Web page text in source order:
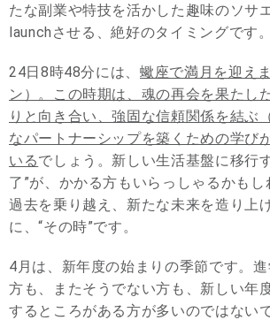
たな副業や特技を活かした趣味のソサ
launchさせる、絶好のタイミングです。
24日8時48分には、蠍座で満月を迎え
ン）。この時期は、魂の再会を果たし
りと向き合い、強固な信頼関係を結ぶ
なパートナーシップを築くための学び
いるでしょう。新しい生活基盤に移行
了”が、かかる方もいらっしゃるかも
過去を乗り越え、新たな未来を造り上
に、“その時”です。
4月は、新年度の始まりの季節です。
方も、またそうでない方も、新しい年
するところがある方が多いのではない